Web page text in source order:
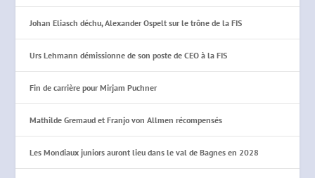
Johan Eliasch déchu, Alexander Ospelt sur le trône de la FIS
Urs Lehmann démissionne de son poste de CEO à la FIS
Fin de carrière pour Mirjam Puchner
Mathilde Gremaud et Franjo von Allmen récompensés
Les Mondiaux juniors auront lieu dans le val de Bagnes en 2028